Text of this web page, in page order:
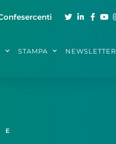
STAMPA NEWSLETTER